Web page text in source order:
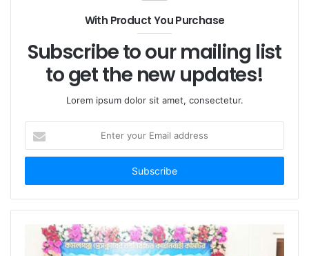
With Product You Purchase
Subscribe to our mailing list
to get the new updates!
Lorem ipsum dolor sit amet, consectetur.
your
Email